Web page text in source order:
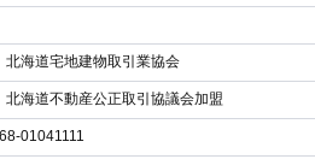
北海道宅地建物取引業協会
北海道不動産公正取引協議会加盟
01041111